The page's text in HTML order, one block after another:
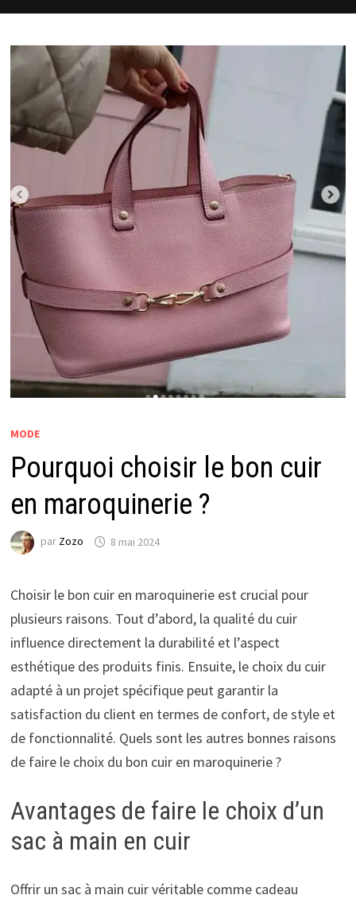
MODE
Pourquoi choisir le bon cuir
en maroquinerie ?
par Zozo 8 mai 2024
Choisir le bon cuir en maroquinerie est crucial pour
plusieurs raisons. Tout d’abord, la qualité du cuir
influence directement la durabilité et l’aspect
esthétique des produits finis. Ensuite, le choix du cuir
adapté à un projet spécifique peut garantir la
satisfaction du client en termes de confort, de style et
de fonctionnalité. Quels sont les autres bonnes raisons
de faire le choix du bon cuir en maroquinerie ?
Avantages de faire le choix d’un
sac à main en cuir
Offrir un sac à main cuir véritable comme cadeau